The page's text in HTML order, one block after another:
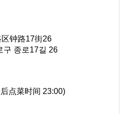
钟路17街26
구 종로17길 26
点菜时间 23:00)